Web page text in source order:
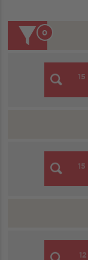
0
15
15
12